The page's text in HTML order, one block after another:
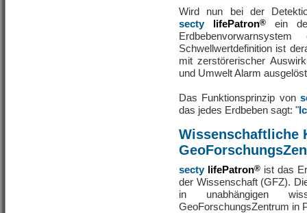
Wird nun bei der
secty
lifePatron®
ein
Schwellwertdefinition ist
mit zerstörerischer
und Umwelt Alarm
Das Funktionsprinzip von
das jedes Erdbeben sagt: "
Wissenschaftliche
secty lifePatron® ist das
der Wissenschaft (GFZ).
in unabhängigen
GeoForschungsZentrum in